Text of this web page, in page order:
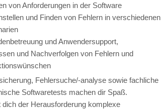
von Anforderungen in der Software
und Finden von Fehlern in verschiedenen
und Anwendersupport,
und Nachverfolgen von Fehlern und
Fehlersuche/-analyse sowie fachliche
Softwaretests machen dir Spaß.
dich der Herausforderung komplexe